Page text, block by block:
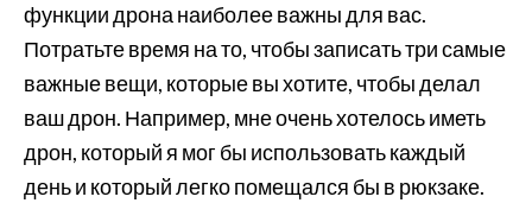
функции дрона наиболее важны для вас.
Потратьте время на то, чтобы записать три самые
важные вещи, которые вы хотите, чтобы делал
ваш дрон. Например, мне очень хотелось иметь
дрон, который я мог бы использовать каждый
день и который легко помещался бы в рюкзаке.